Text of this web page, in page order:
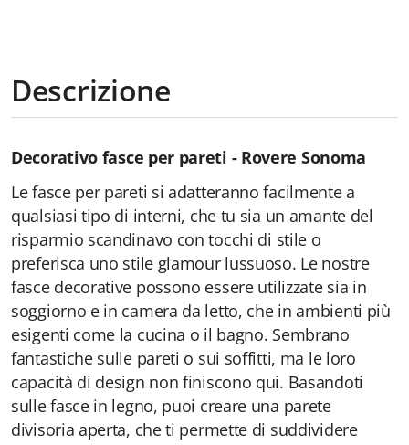
Descrizione
Decorativo fasce per pareti - Rovere Sonoma
Le fasce per pareti si adatteranno facilmente a
qualsiasi tipo di interni, che tu sia un amante del
risparmio scandinavo con tocchi di stile o
preferisca uno stile glamour lussuoso. Le nostre
fasce decorative possono essere utilizzate sia in
soggiorno e in camera da letto, che in ambienti più
esigenti come la cucina o il bagno. Sembrano
fantastiche sulle pareti o sui soffitti, ma le loro
capacità di design non finiscono qui. Basandoti
sulle fasce in legno, puoi creare una parete
divisoria aperta, che ti permette di suddividere